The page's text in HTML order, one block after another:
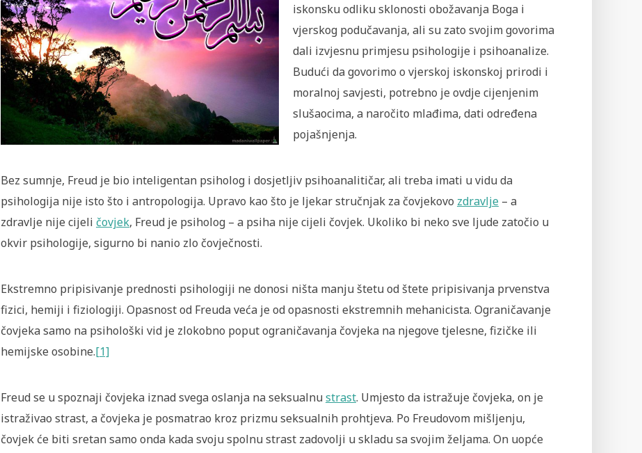
iskonsku odliku sklonosti obožavanja Boga i
vjerskog podučavanja, ali su zato svojim govorima
dali izvjesnu primjesu psihologije i psihoanalize.
Budući da govorimo o vjerskoj iskonskoj prirodi i
moralnoj savjesti, potrebno je ovdje cijenjenim
slušaocima, a naročito mlađima, dati određena
pojašnjenja.
Bez sumnje, Freud je bio inteligentan psiholog i dosjetljiv psihoanalitičar, ali treba imati u vidu da
psihologija nije isto što i antropologija. Upravo kao što je ljekar stručnjak za čovjekovo zdravlje – a
zdravlje nije cijeli čovjek, Freud je psiholog – a psiha nije cijeli čovjek. Ukoliko bi neko sve ljude zatočio u
okvir psihologije, sigurno bi nanio zlo čovječnosti.
Ekstremno pripisivanje prednosti psihologiji ne donosi ništa manju štetu od štete pripisivanja prvenstva
fizici, hemiji i fiziologiji. Opasnost od Freuda veća je od opasnosti ekstremnih mehanicista. Ograničavanje
čovjeka samo na psihološki vid je zlokobno poput ograničavanja čovjeka na njegove tjelesne, fizičke ili
hemijske osobine.[1]
Freud se u spoznaji čovjeka iznad svega oslanja na seksualnustrast. Umjesto da istražuje čovjeka, on je
istraživao strast, a čovjeka je posmatrao kroz prizmu seksualnih prohtjeva. Po Freudovom mišljenju,
čovjek će biti sretan samo onda kada svoju spolnu strast zadovolji u skladu sa svojim željama. On uopće